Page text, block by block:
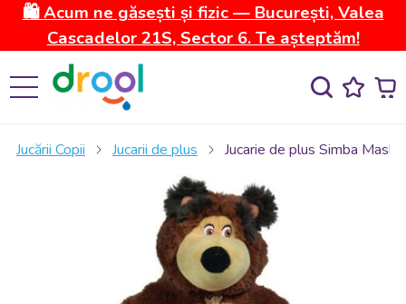
🛍️ Acum ne găsești și fizic — București, Valea
Cascadelor 21S, Sector 6. Te așteptăm!
Jucării Copii Jucarii de plus Jucarie de plus Simba